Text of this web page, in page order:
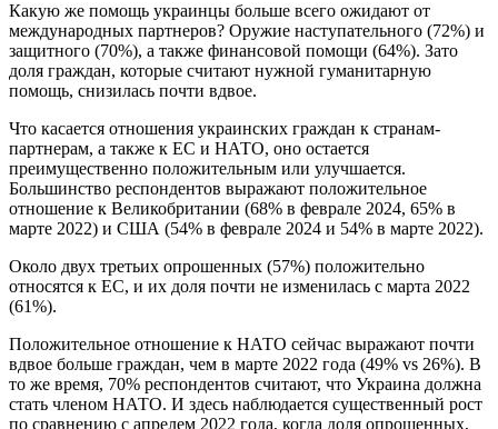
Какую же помощь украинцы больше всего ожидают от
международных партнеров? Оружие наступательного (72%) и
защитного (70%), а также финансовой помощи (64%). Зато
доля граждан, которые считают нужной гуманитарную
помощь, снизилась почти вдвое.
Что касается отношения украинских граждан к странам-
партнерам, а также к ЕС и НАТО, оно остается
преимущественно положительным или улучшается.
Большинство респондентов выражают положительное
отношение к Великобритании (68% в феврале 2024, 65% в
марте 2022) и США (54% в феврале 2024 и 54% в марте 2022).
Около двух третьих опрошенных (57%) положительно
относятся к ЕС, и их доля почти не изменилась с марта 2022
(61%).
Положительное отношение к НАТО сейчас выражают почти
вдвое больше граждан, чем в марте 2022 года (49% vs 26%). В
то же время, 70% респондентов считают, что Украина должна
стать членом НАТО. И здесь наблюдается существенный рост
по сравнению с апрелем 2022 года, когда доля опрошенных,